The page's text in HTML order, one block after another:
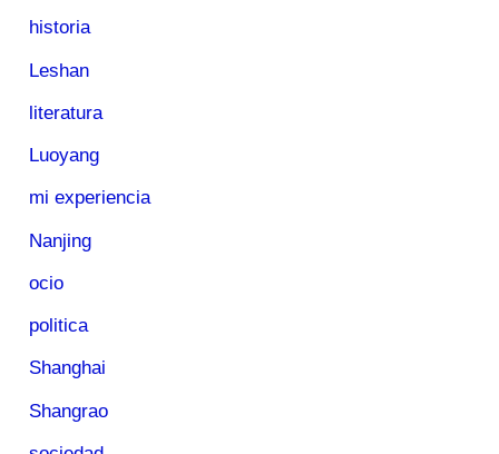
historia
Leshan
literatura
Luoyang
mi experiencia
Nanjing
ocio
politica
Shanghai
Shangrao